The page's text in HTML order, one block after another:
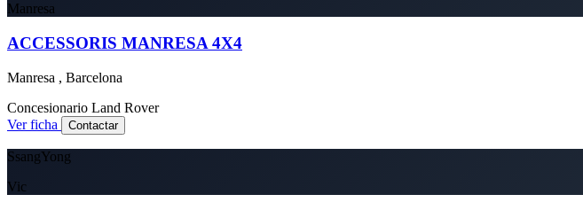
Manresa
ACCESSORIS MANRESA 4X4
Manresa , Barcelona
Concesionario Land Rover
Ver ficha
Contactar
SsangYong
Vic